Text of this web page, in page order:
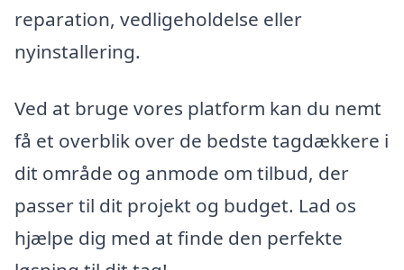
reparation, vedligeholdelse eller
nyinstallering.
Ved at bruge vores platform kan du nemt
få et overblik over de bedste tagdækkere i
dit område og anmode om tilbud, der
passer til dit projekt og budget. Lad os
hjælpe dig med at finde den perfekte